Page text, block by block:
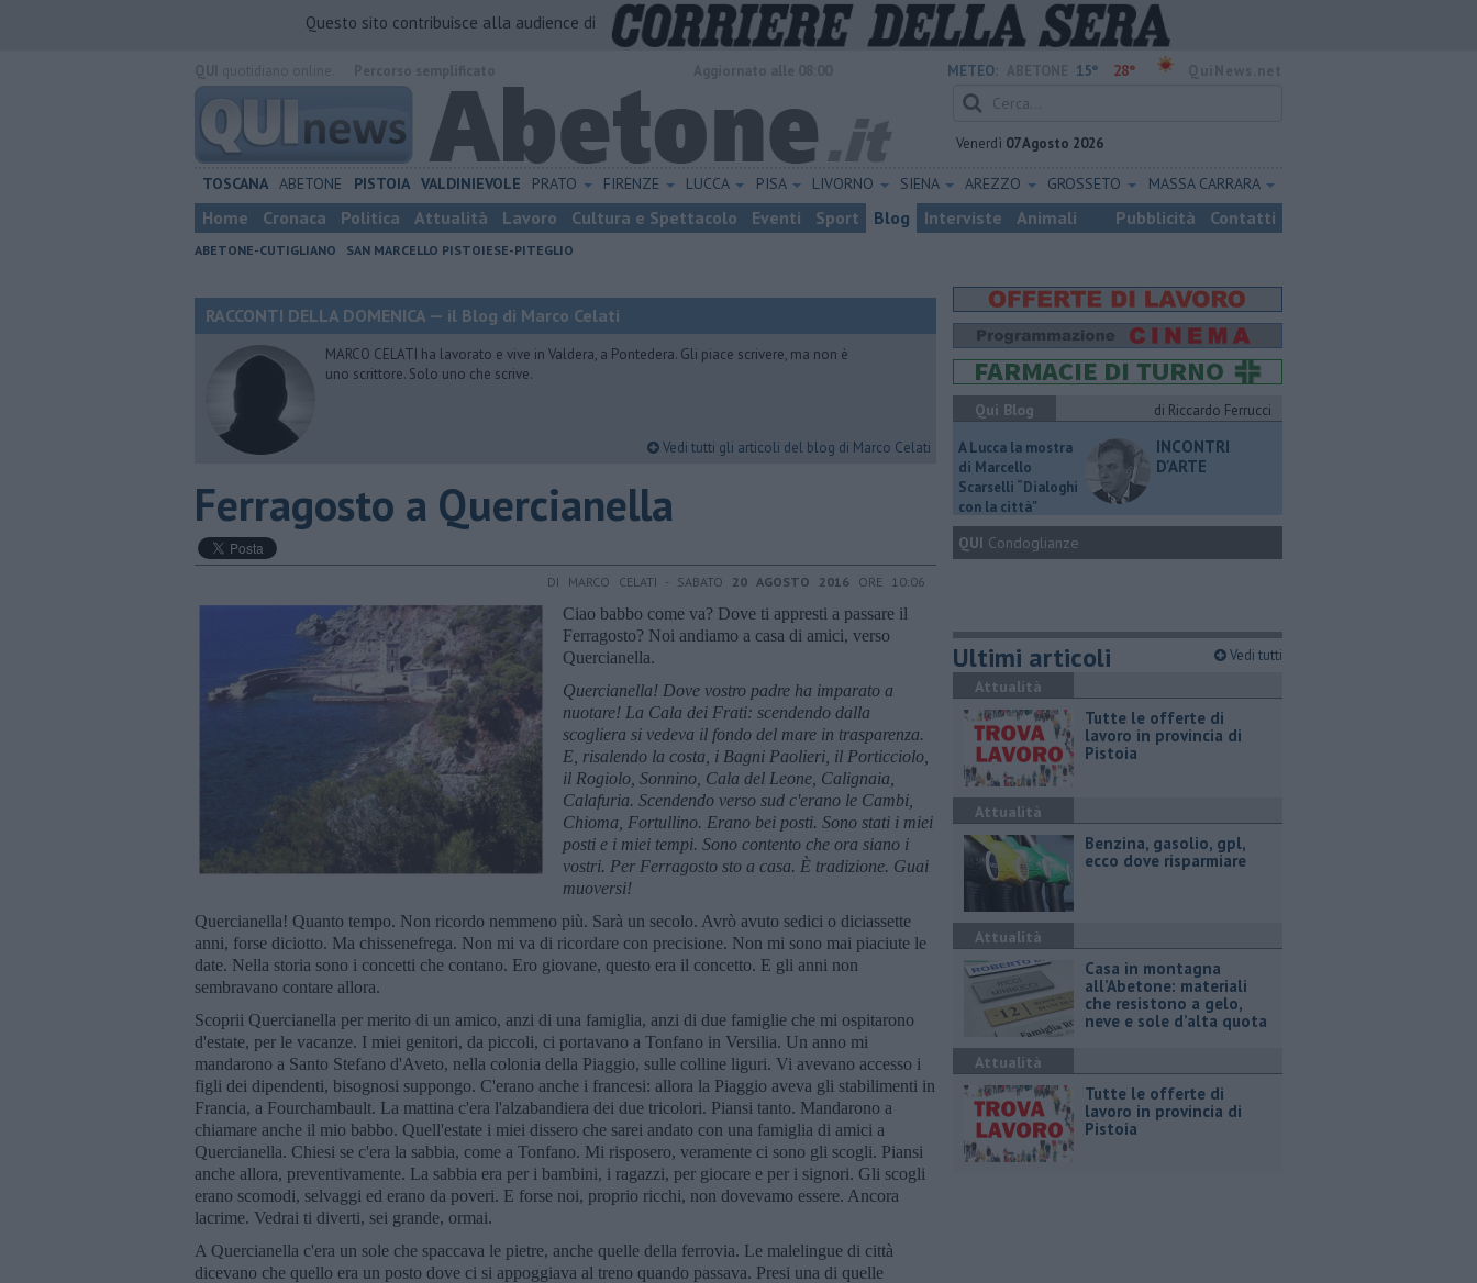
Questo sito contribuisce alla audience di
METEO: 15° 28°
Venerdì 07 Agosto 2026
TOSCANA ABETONE PISTOIA VALDINIEVOLE PRATO FIRENZE LUCCA PISA LIVORNO SIENA AREZZO GROSSETO MASSA CARRARA
Home Cronaca Politica Attualità Lavoro Cultura e Spettacolo Eventi Sport Blog Interviste Animali Pubblicità Contatti
ABETONE-CUTIGLIANO SAN MARCELLO PISTOIESE-PITEGLIO
RACCONTI DELLA DOMENICA — il Blog di Marco Celati
MARCO CELATI ha lavorato e vive in Valdera, a Pontedera. Gli piace scrivere, ma non è
uno scrittore. Solo uno che scrive.
Vedi tutti gli articoli del blog di Marco Celati
Ferragosto a Quercianella
DI MARCO CELATI - SABATO 20 AGOSTO 2016 ORE 10:06
Ciao babbo come va? Dove ti appresti a passare il
Ferragosto? Noi andiamo a casa di amici, verso
Quercianella.
Quercianella! Dove vostro padre ha imparato a
nuotare! La Cala dei Frati: scendendo dalla
scogliera si vedeva il fondo del mare in trasparenza.
E, risalendo la costa, i Bagni Paolieri, il Porticciolo,
il Rogiolo, Sonnino, Cala del Leone, Calignaia,
Calafuria. Scendendo verso sud c'erano le Cambi,
Chioma, Fortullino. Erano bei posti. Sono stati i miei
posti e i miei tempi. Sono contento che ora siano i
vostri. Per Ferragosto sto a casa. È tradizione. Guai
muoversi!
Quercianella! Quanto tempo. Non ricordo nemmeno più. Sarà un secolo. Avrò avuto sedici o diciassette
anni, forse diciotto. Ma chissenefrega. Non mi va di ricordare con precisione. Non mi sono mai piaciute le
date. Nella storia sono i concetti che contano. Ero giovane, questo era il concetto. E gli anni non
sembravano contare allora.
Scoprii Quercianella per merito di un amico, anzi di una famiglia, anzi di due famiglie che mi ospitarono
d'estate, per le vacanze. I miei genitori, da piccoli, ci portavano a Tonfano in Versilia. Un anno mi
mandarono a Santo Stefano d'Aveto, nella colonia della Piaggio, sulle colline liguri. Vi avevano accesso i
figli dei dipendenti, bisognosi suppongo. C'erano anche i francesi: allora la Piaggio aveva gli stabilimenti in
Francia, a Fourchambault. La mattina c'era l'alzabandiera dei due tricolori. Piansi tanto. Mandarono a
chiamare anche il mio babbo. Quell'estate i miei dissero che sarei andato con una famiglia di amici a
Quercianella. Chiesi se c'era la sabbia, come a Tonfano. Mi risposero, veramente ci sono gli scogli. Piansi
anche allora, preventivamente. La sabbia era per i bambini, i ragazzi, per giocare e per i signori. Gli scogli
erano scomodi, selvaggi ed erano da poveri. E forse noi, proprio ricchi, non dovevamo essere. Ancora
lacrime. Vedrai ti diverti, sei grande, ormai.
A Quercianella c'era un sole che spaccava le pietre, anche quelle della ferrovia. Le malelingue di città
dicevano che quello era un posto dove ci si appoggiava al treno quando passava. Presi una di quelle
Qui Blog
di Riccardo Ferrucci
A Lucca la mostra
di Marcello
Scarselli “Dialoghi
con la città"
INCONTRI
D'ARTE
QUI Condoglianze
Ultimi articoli Vedi tutti
Attualità
​Tutte le offerte di
lavoro in provincia di
Pistoia
Attualità
​Benzina, gasolio, gpl,
ecco dove risparmiare
Attualità
Casa in montagna
all’Abetone: materiali
che resistono a gelo,
neve e sole d’alta quota
Attualità
​Tutte le offerte di
lavoro in provincia di
Pistoia